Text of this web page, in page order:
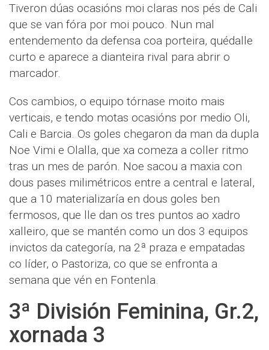
Tiveron dúas ocasións moi claras nos pés de Cali
que se van fóra por moi pouco. Nun mal
entendemento da defensa coa porteira, quédalle
curto e aparece a dianteira rival para abrir o
marcador.
Cos cambios, o equipo tórnase moito mais
verticais, e tendo motas ocasións por medio Oli,
Cali e Barcia. Os goles chegaron da man da dupla
Noe Vimi e Olalla, que xa comeza a coller ritmo
tras un mes de parón. Noe sacou a maxia con
dous pases milimétricos entre a central e lateral,
que a 10 materializaría en dous goles ben
fermosos, que lle dan os tres puntos ao xadro
xalleiro, que se mantén como un dos 3 equipos
invictos da categoría, na 2ª praza e empatadas
co líder, o Pastoriza, co que se enfronta a
semana que vén en Fontenla.
3ª División Feminina, Gr.2,
xornada 3